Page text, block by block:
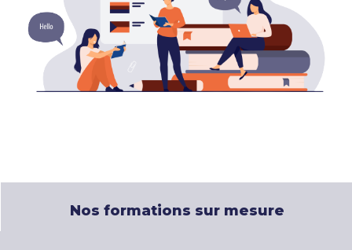
Nos formations sur mesure